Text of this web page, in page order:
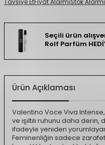
Tavsiye EtFiyat AlarmıStok Alarmı
Seçili ürün
Rolf Parfüm
Ürün Açıklaması
Valentino Voce Viva
ve ışıltılı ruhunu daha
ifadeyle yeniden
Feminenliğin sadece